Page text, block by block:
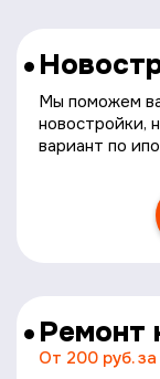
Мы поможем
новостройки,
вариант по
Ремонт
От 200 руб.